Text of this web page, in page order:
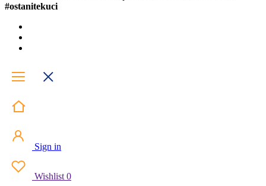
#ostanitekuci
Sign in
Wishlist 0